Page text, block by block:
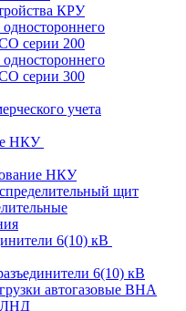
КРУ
серии 200
серии 300
учета
НКУ
НКУ
щит
6(10) кВ
6(10) кВ
автогазовые ВНА